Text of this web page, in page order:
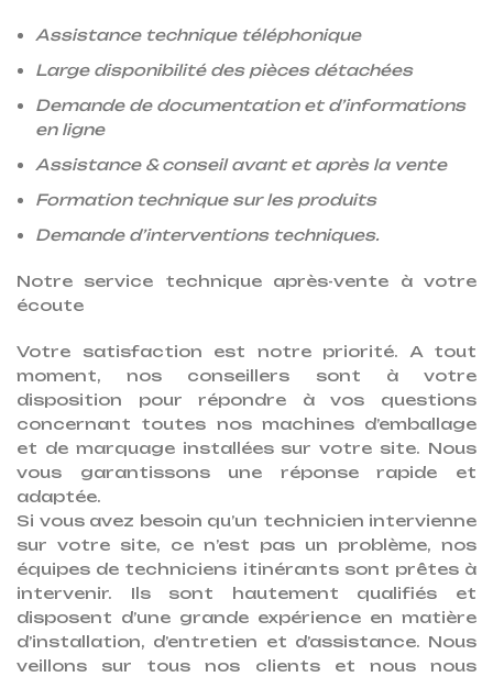
Assistance technique téléphonique
Large disponibilité des pièces détachées
Demande de documentation et d’informations
en ligne
Assistance & conseil avant et après la vente
Formation technique sur les produits
Demande d’interventions techniques.
Notre service technique après-vente à votre
écoute
Votre satisfaction est notre priorité. A tout
moment, nos conseillers sont à votre
disposition pour répondre à vos questions
concernant toutes nos machines d’emballage
et de marquage installées sur votre site. Nous
vous garantissons une réponse rapide et
adaptée.
Si vous avez besoin qu’un technicien intervienne
sur votre site, ce n’est pas un problème, nos
équipes de techniciens itinérants sont prêtes à
intervenir. Ils sont hautement qualifiés et
disposent d’une grande expérience en matière
d’installation, d’entretien et d’assistance. Nous
veillons sur tous nos clients et nous nous